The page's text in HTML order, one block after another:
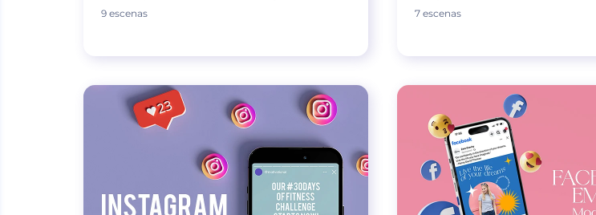
9 escenas 7 escenas